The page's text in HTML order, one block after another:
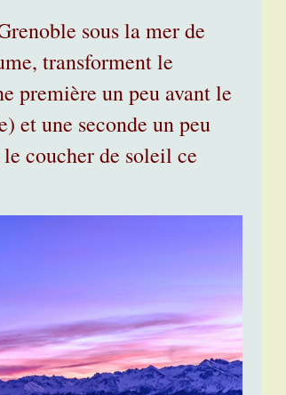
sous la mer de
transforment le
première un peu avant le
et une seconde un peu
coucher de soleil ce